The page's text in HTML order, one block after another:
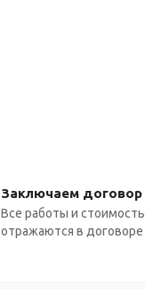
Заключаем договор
Все работы и стоимость
отражаются в договоре